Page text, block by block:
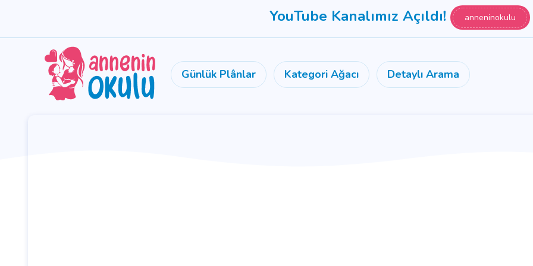
YouTube Kanalımız Açıldı! anneninokulu
Günlük Plânlar Kategori Ağacı Detaylı Arama